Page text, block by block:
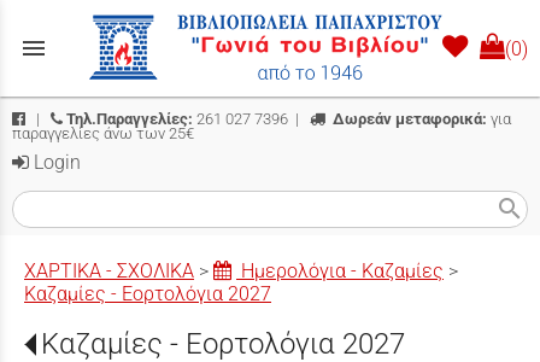
menu (0)
| Τηλ.Παραγγελίες: 261 027 7396 | Δωρεάν μεταφορικά: για
παραγγελίες άνω των 25€
Login
search
ΧΑΡΤΙΚΑ - ΣΧΟΛΙΚΑ > Ημερολόγια - Καζαμίες >
Καζαμίες - Εορτολόγια 2027
Καζαμίες - Εορτολόγια 2027